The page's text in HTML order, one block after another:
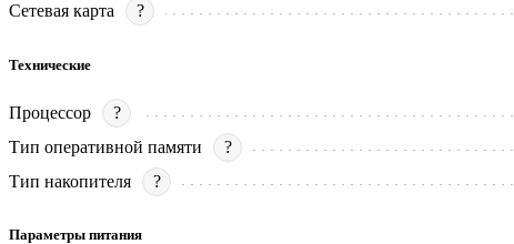
Сетевая карта
?
Технические
Процессор
?
Тип оперативной памяти
?
Тип накопителя
?
Параметры питания